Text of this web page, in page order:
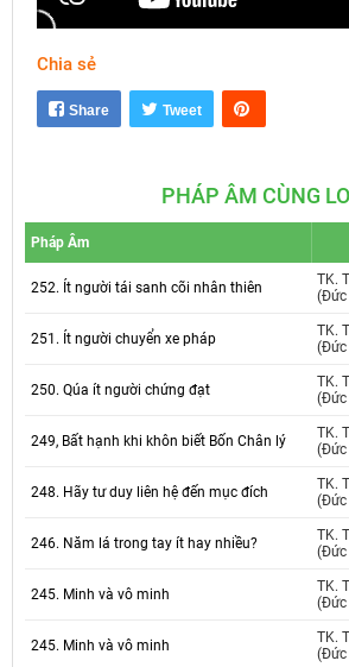
Chia sẻ
Share Tweet
PHÁP ÂM CÙNG
Pháp Âm
252. Ít người tái sanh cõi nhân thiên
TK.
(Đức
251. Ít người chuyển xe pháp
TK.
(Đức
250. Qúa ít người chứng đạt
TK.
(Đức
249, Bất hạnh khi khôn biết Bốn Chân lý
TK.
(Đức
248. Hãy tư duy liên hệ đến mục đích
TK.
(Đức
246. Năm lá trong tay ít hay nhiều?
TK.
(Đức
245. Minh và vô minh
TK.
(Đức
245. Minh và vô minh
TK.
(Đức